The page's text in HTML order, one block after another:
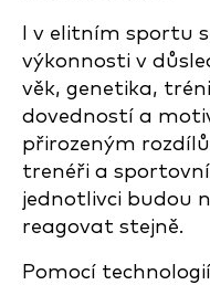
I v elitním sportu
výkonnosti v
věk, genetika,
dovedností a
přirozeným
trenéři a
jednotlivci budou
reagovat stejně.
Pomocí